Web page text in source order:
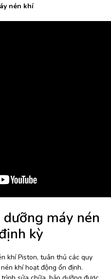
nén khí
máy nén
kỳ
khí Piston, tuân thủ các quy
khí hoạt động ổn định.